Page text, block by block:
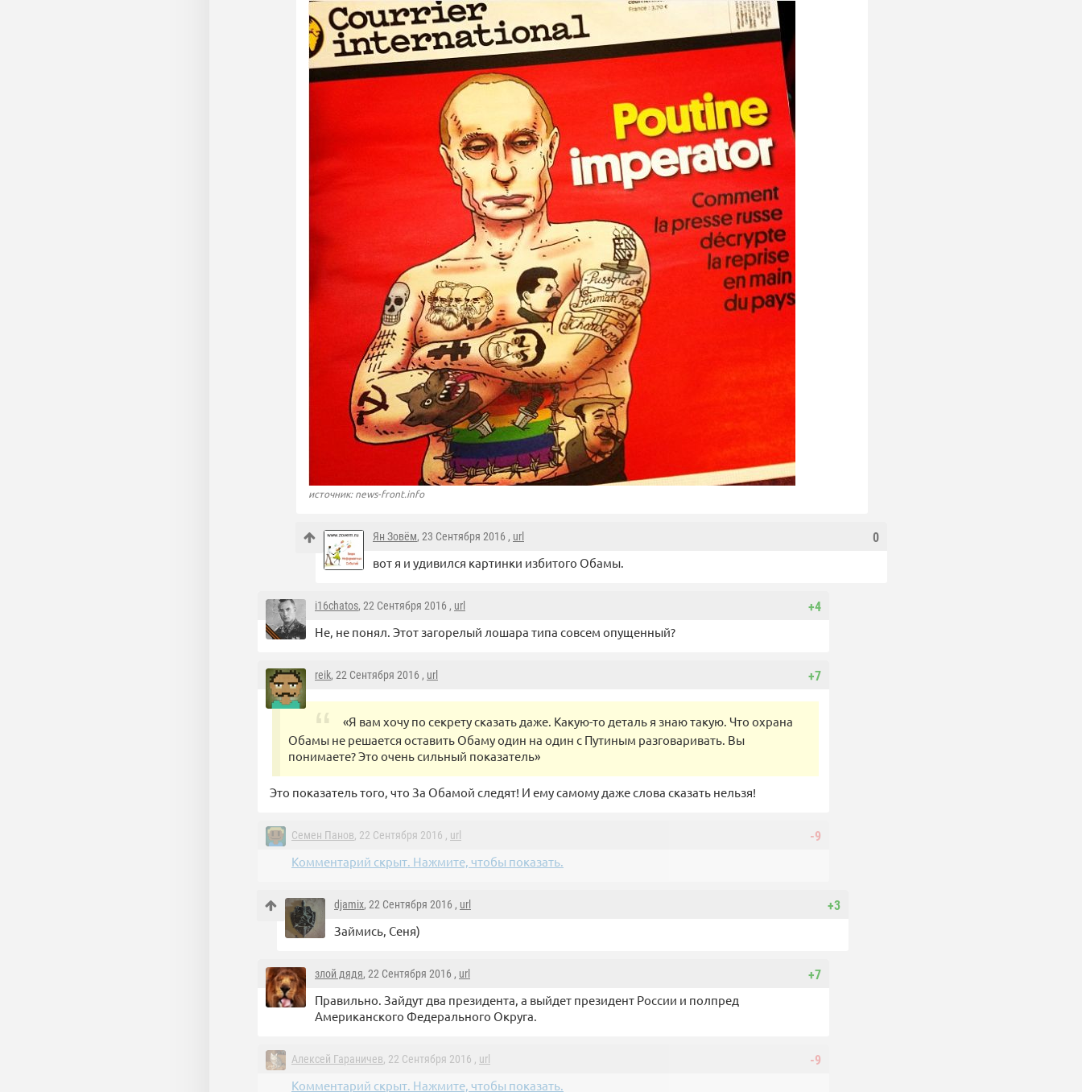
источник: news-front.info
0
Ян Зовём, 23 Сентября 2016 , url
вот я и удивился картинки избитого Обамы.
+4
i16chatos, 22 Сентября 2016 , url
Не, не понял. Этот загорелый лошара типа совсем опущенный?
+7
reik, 22 Сентября 2016 , url
«Я вам хочу по секрету сказать даже. Какую-то деталь я знаю такую. Что охрана
Обамы не решается оставить Обаму один на один с Путиным разговаривать. Вы
понимаете? Это очень сильный показатель»
Это показатель того, что За Обамой следят! И ему самому даже слова сказать нельзя!
-9
Семен Панов, 22 Сентября 2016 , url
Комментарий скрыт. Нажмите, чтобы показать.
+3
djamix, 22 Сентября 2016 , url
Займись, Сеня)
+7
злой дядя, 22 Сентября 2016 , url
Правильно. Зайдут два президента, а выйдет президент России и полпред
Американского Федерального Округа.
-9
Алексей Гараничев, 22 Сентября 2016 , url
Комментарий скрыт. Нажмите, чтобы показать.